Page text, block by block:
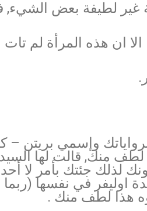
لطيفة بعض الشيء,
ان هذه المرأة لم تات
وإسمي بريتن –
لطف منك, قالت لها
لذلك جئتك بأمر لا
اوليفر في نفسها
آوه هذا لطف منك .